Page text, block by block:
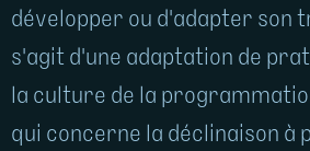
développer ou d'adapter son
s'agit d'une adaptation de
la culture de la
qui concerne la déclinaison à